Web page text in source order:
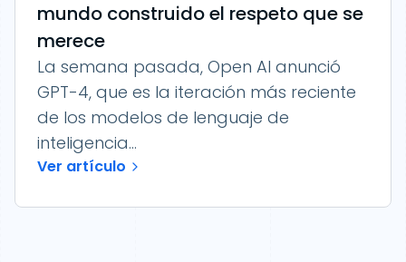
mundo construido el respeto que se
merece
La semana pasada, Open AI anunció
GPT-4, que es la iteración más reciente
de los modelos de lenguaje de
inteligencia...
Ver artículo